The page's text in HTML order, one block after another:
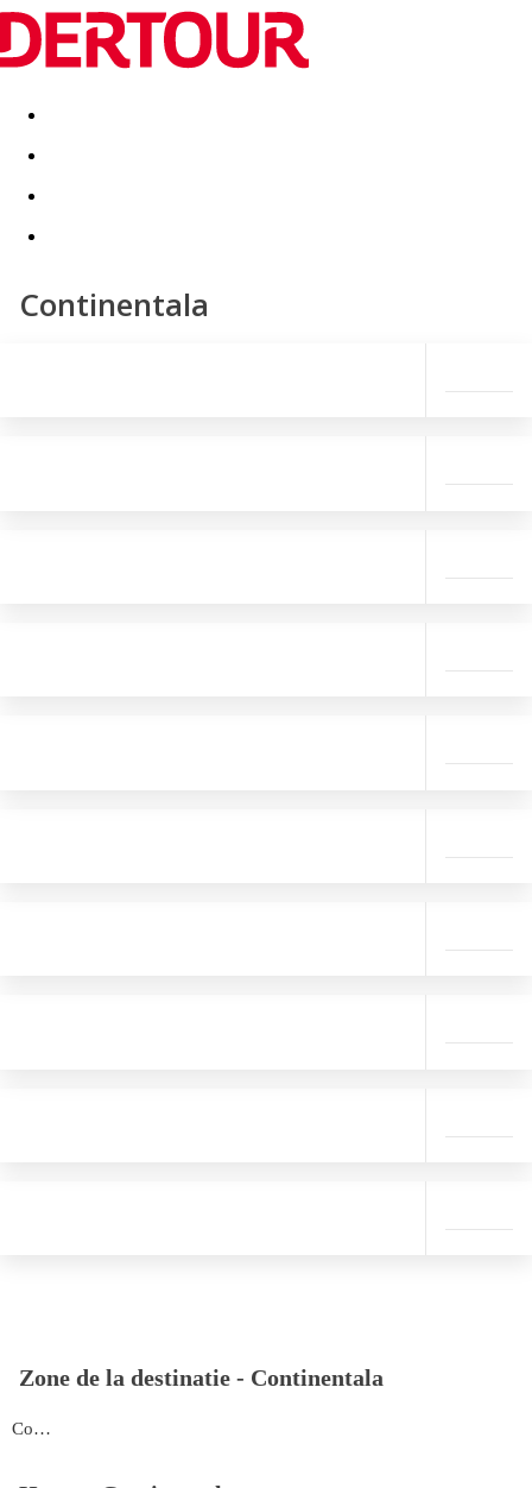
Destinatii Vacanta perfecta OFERTE DE NERATAT
Continentala
Zone de la destinatie - Continentala
Continentala